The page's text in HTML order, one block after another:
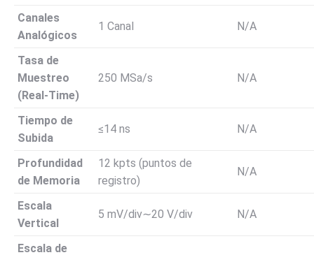
Canales
Analógicos
1 Canal N/A
Tasa de
Muestreo
(Real-Time)
250 MSa/s N/A
Tiempo de
Subida
≤14 ns N/A
Profundidad
de Memoria
12 kpts (puntos de
registro)
N/A
Escala
Vertical
5 mV/div∼20 V/div N/A
Escala de